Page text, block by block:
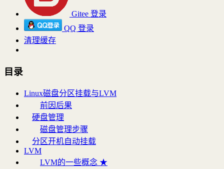
Gitee 登录
QQ 登录
清理缓存
目录
Linux磁盘分区挂载与LVM
前因后果
硬盘管理
磁盘管理步骤
分区开机自动挂载
LVM
LVM的一些概念 ★